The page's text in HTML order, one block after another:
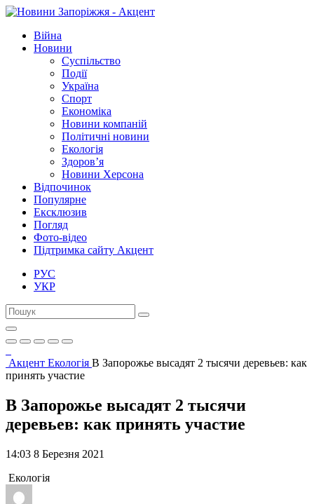
Війна
Новини
Суспільство
Події
Україна
Спорт
Економіка
Новини компаній
Політичні новини
Екологія
Здоров’я
Новини Херсона
Відпочинок
Популярне
Ексклюзив
Погляд
Фото-відео
Підтримка сайту Акцент
РУС
УКР
Акцент Екологія В Запорожье высадят 2 тысячи деревьев: как
принять участие
В Запорожье высадят 2 тысячи
деревьев: как принять участие
14:03 8 Березня 2021
Екологія